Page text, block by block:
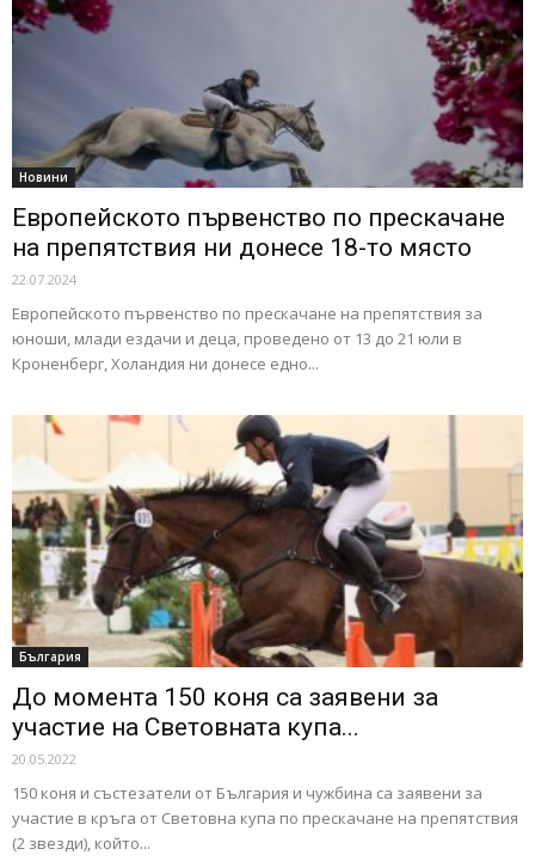
Новини
Европейското първенство по прескачане
на препятствия ни донесе 18-то място
22.07.2024
Европейското първенство по прескачане на препятствия за
юноши, млади ездачи и деца, проведено от 13 до 21 юли в
Кроненберг, Холандия ни донесе едно...
България
До момента 150 коня са заявени за
участие на Световната купа...
20.05.2022
150 коня и състезатели от България и чужбина са заявeни за
участие в кръга от Световна купа по прескачане на препятствия
(2 звезди), който...